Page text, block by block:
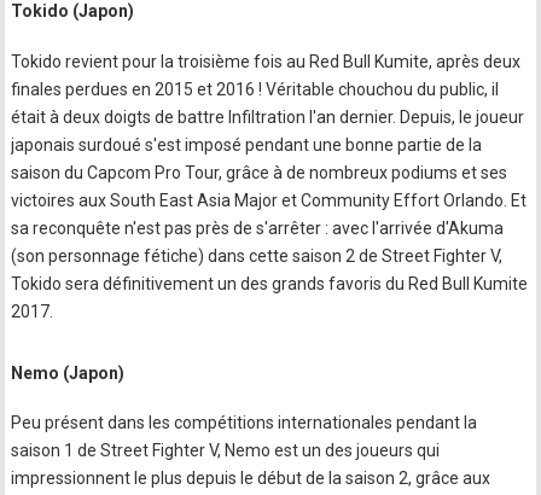
Tokido (Japon)
Tokido revient pour la troisième fois au Red Bull Kumite, après deux
finales perdues en 2015 et 2016 ! Véritable chouchou du public, il
était à deux doigts de battre Infiltration l'an dernier. Depuis, le joueur
japonais surdoué s'est imposé pendant une bonne partie de la
saison du Capcom Pro Tour, grâce à de nombreux podiums et ses
victoires aux South East Asia Major et Community Effort Orlando. Et
sa reconquête n'est pas près de s'arrêter : avec l'arrivée d'Akuma
(son personnage fétiche) dans cette saison 2 de Street Fighter V,
Tokido sera définitivement un des grands favoris du Red Bull Kumite
2017.
Nemo (Japon)
Peu présent dans les compétitions internationales pendant la
saison 1 de Street Fighter V, Nemo est un des joueurs qui
impressionnent le plus depuis le début de la saison 2, grâce aux